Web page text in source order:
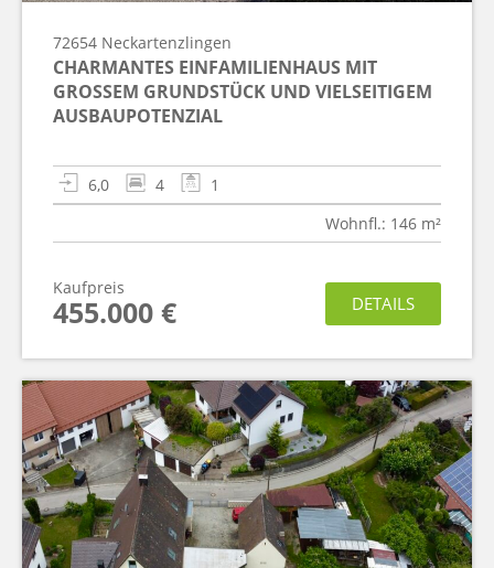
72654 Neckartenzlingen
CHARMANTES EINFAMILIENHAUS MIT
GROSSEM GRUNDSTÜCK UND VIELSEITIGEM A
USBAUPOTENZIAL
6,0 4
1
Wohnfl.: 146 m²
Kaufpreis
455.000 € DETAILS